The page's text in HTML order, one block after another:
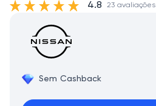
Sem Cashback
4.8 23 avaliações